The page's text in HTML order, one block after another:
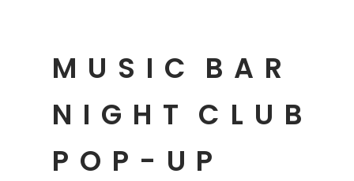
NIGHT CLUB
MUSIC BAR
POP-UP